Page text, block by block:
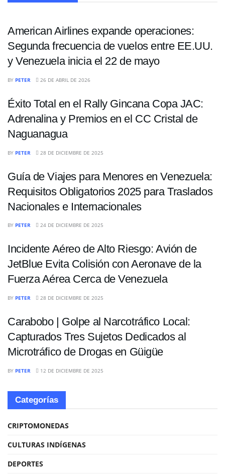
NACIONALES
American Airlines expande operaciones:
Segunda frecuencia de vuelos entre EE.UU.
y Venezuela inicia el 22 de mayo
BY PETER 26 DE ABRIL DE 2026
Éxito Total en el Rally Gincana Copa JAC:
Adrenalina y Premios en el CC Cristal de
Naguanagua
BY PETER 28 DE DICIEMBRE DE 2025
Guía de Viajes para Menores en Venezuela:
Requisitos Obligatorios 2025 para Traslados
Nacionales e Internacionales
BY PETER 24 DE DICIEMBRE DE 2025
Incidente Aéreo de Alto Riesgo: Avión de
JetBlue Evita Colisión con Aeronave de la
Fuerza Aérea Cerca de Venezuela
BY PETER 28 DE DICIEMBRE DE 2025
Carabobo | Golpe al Narcotráfico Local:
Capturados Tres Sujetos Dedicados al
Microtráfico de Drogas en Güigüe
BY PETER 12 DE DICIEMBRE DE 2025
Categorías
CRIPTOMONEDAS
CULTURAS INDÍGENAS
DEPORTES